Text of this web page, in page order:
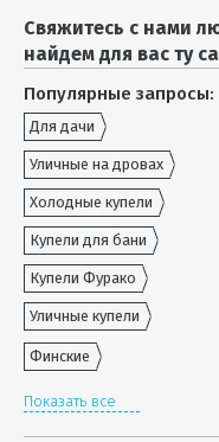
Свяжитесь с нами
найдем для вас ту
Популярные запросы:
Для дачи
Уличные на дровах
Холодные купели
Купели для бани
Купели Фурако
Уличные купели
Финские
Показать все